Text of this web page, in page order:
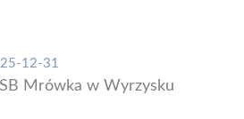
12-31
Mrówka w Wyrzysku